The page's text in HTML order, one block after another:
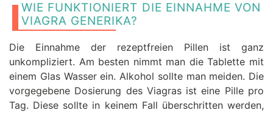
WIE FUNKTIONIERT DIE EINNAHME VON
VIAGRA GENERIKA?
Die Einnahme der rezeptfreien Pillen ist ganz
unkompliziert. Am besten nimmt man die Tablette mit
einem Glas Wasser ein. Alkohol sollte man meiden. Die
vorgegebene Dosierung des Viagras ist eine Pille pro
Tag. Diese sollte in keinem Fall überschritten werden,